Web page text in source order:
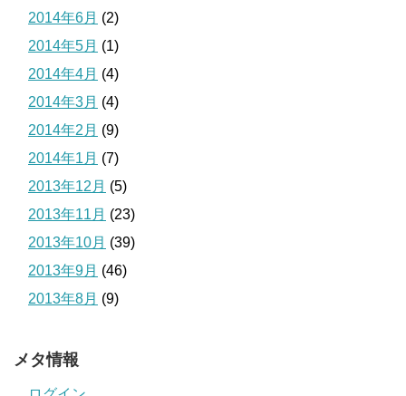
2014年6月 (2)
2014年5月 (1)
2014年4月 (4)
2014年3月 (4)
2014年2月 (9)
2014年1月 (7)
2013年12月 (5)
2013年11月 (23)
2013年10月 (39)
2013年9月 (46)
2013年8月 (9)
メタ情報